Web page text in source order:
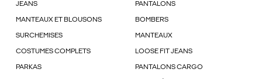
JEANS PANTALONS
MANTEAUX ET BLOUSONS BOMBERS
SURCHEMISES MANTEAUX
COSTUMES COMPLETS LOOSE FIT JEANS
PARKAS PANTALONS CARGO